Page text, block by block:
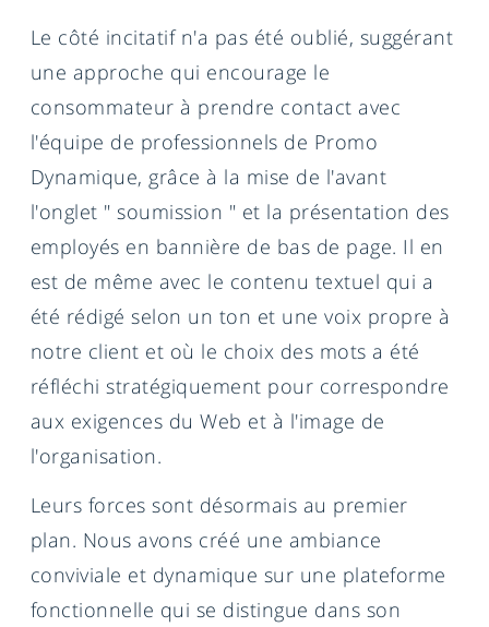
Le côté incitatif n'a pas été oublié, suggérant
une approche qui encourage le
consommateur à prendre contact avec
l'équipe de professionnels de Promo
Dynamique, grâce à la mise de l'avant
l'onglet " soumission " et la présentation des
employés en bannière de bas de page. Il en
est de même avec le contenu textuel qui a
été rédigé selon un ton et une voix propre à
notre client et où le choix des mots a été
réfléchi stratégiquement pour correspondre
aux exigences du Web et à l'image de
l'organisation.
Leurs forces sont désormais au premier
plan. Nous avons créé une ambiance
conviviale et dynamique sur une plateforme
fonctionnelle qui se distingue dans son